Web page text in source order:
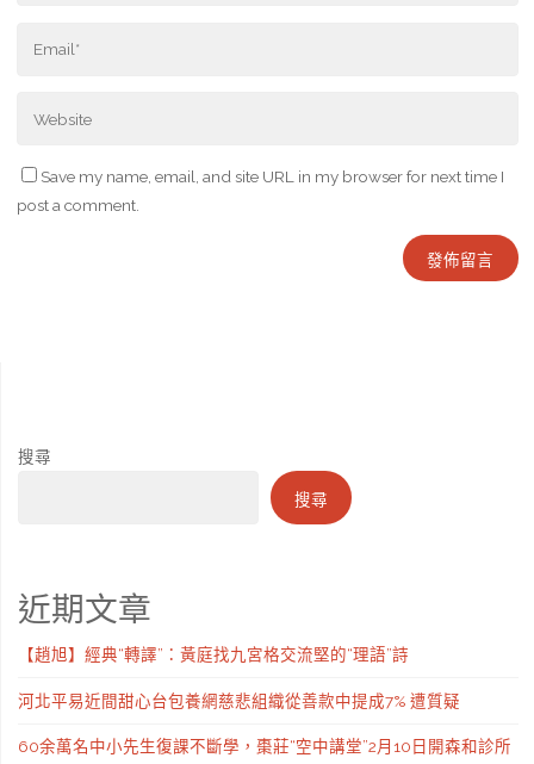
Save my name, email, and site URL in my browser for next time I
post a comment.
搜尋
搜尋
近期文章
【趙旭】經典“轉譯”：黃庭找九宮格交流堅的“理語”詩
河北平易近間甜心台包養網慈悲組織從善款中提成7% 遭質疑
60余萬名中小先生復課不斷學，棗莊“空中講堂”2月10日開森和診所